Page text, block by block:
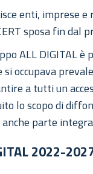
enti, imprese
sposa fin dal
ALL DIGITAL è
si occupava
a tutti un
lo scopo di
anche parte
2022-